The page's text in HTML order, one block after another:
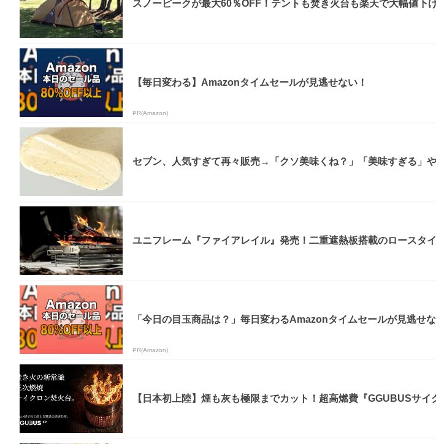
スノーピークが最大60％OFF！テントも焚き火台も楽天で大幅値下
【毎日変わる】Amazonタイムセールが見逃せない！
PR(Amazon)
セブン、人気すぎて再々販売→「クソ美味くね？」「美味すぎる」
ユニフレーム『ファイアレイル』発売！二重遮熱板搭載のロースタ
「今日の目玉商品は？」毎日変わるAmazonタイムセールが見逃せ
PR(Amazon)
【日本初上陸】煙も灰も極限までカット！超高燃費『GGUBUSサイ